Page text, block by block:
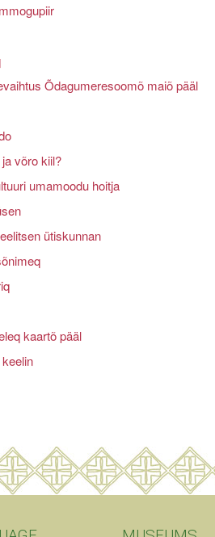
Õdagumeresoomõ maiõ pääl
võro kiil?
umamoodu hoitja
ütiskunnan
kaartõ pääl